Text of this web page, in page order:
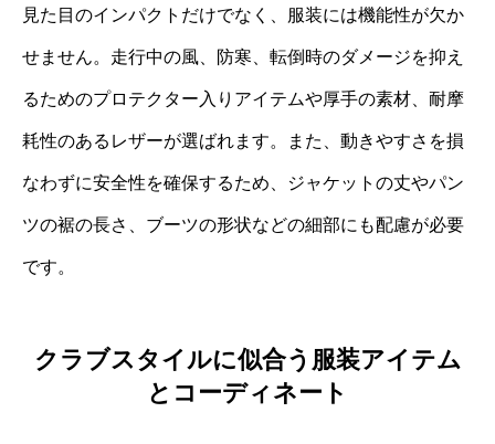
見た目のインパクトだけでなく、服装には機能性が欠か
せません。走行中の風、防寒、転倒時のダメージを抑え
るためのプロテクター入りアイテムや厚手の素材、耐摩
耗性のあるレザーが選ばれます。また、動きやすさを損
なわずに安全性を確保するため、ジャケットの丈やパン
ツの裾の長さ、ブーツの形状などの細部にも配慮が必要
です。
クラブスタイルに似合う服装アイテム
とコーディネート